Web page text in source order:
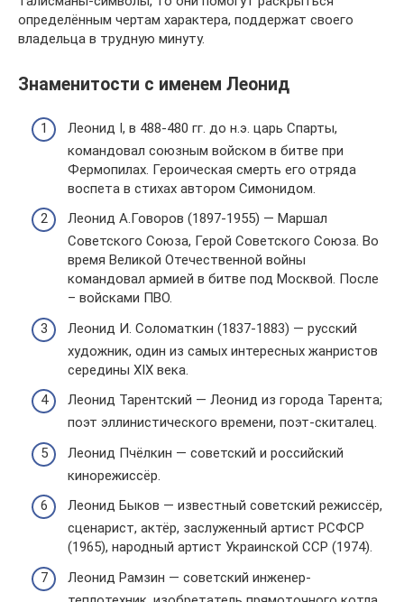
определённым чертам характера, поддержат своего
владельца в трудную минуту.
Знаменитости с именем Леонид
Леонид I, в 488-480 гг. до н.э. царь Спарты,
командовал союзным войском в битве при
Фермопилах. Героическая смерть его отряда
воспета в стихах автором Симонидом.
Леонид А.Говоров (1897-1955) — Маршал
Советского Союза, Герой Советского Союза. Во
время Великой Отечественной войны
командовал армией в битве под Москвой. После
– войсками ПВО.
Леонид И. Соломаткин (1837-1883) — русский
художник, один из самых интересных жанристов
середины XIX века.
Леонид Тарентский — Леонид из города Тарента;
поэт эллинистического времени, поэт-скиталец.
Леонид Пчёлкин — советский и российский
кинорежиссёр.
Леонид Быков — известный советский режиссёр,
сценарист, актёр, заслуженный артист РСФСР
(1965), народный артист Украинской ССР (1974).
Леонид Рамзин — советский инженер-